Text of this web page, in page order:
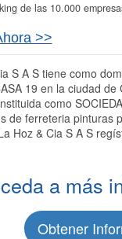
de las 10.000
>>
S A S tiene como
19 en la ciudad
como
de ferreteria
Hoz & Cia S A S
a más
Obtener